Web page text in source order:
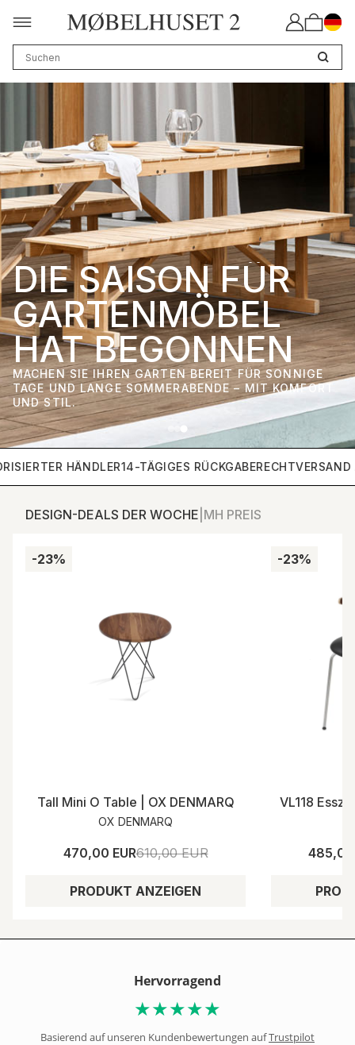
DIE SAISON FÜR
GARTENMÖBEL
HAT BEGONNEN
MACHEN SIE IHREN GARTEN BEREIT FÜR SONNIGE
TAGE UND LANGE SOMMERABENDE – MIT KOMFORT
UND STIL.
HÄNDLER14-TÄGIGES RÜCKGABERECHTVERSAND
DESIGN-DEALS DER WOCHE MH PREIS
-23%
Tall Mini O Table | OX DENMARQ
OX DENMARQ
470,00 EUR610,00 EUR
PRODUKT ANZEIGEN
-23%
VL118
485,00
Hervorragend
★★★★★
Basierend auf unseren Kundenbewertungen aufTrustpilot